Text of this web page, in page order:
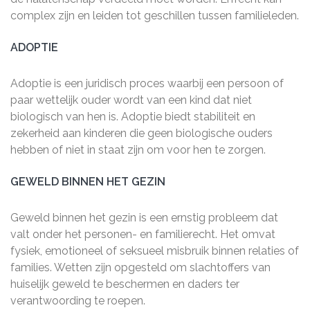
complex zijn en leiden tot geschillen tussen familieleden.
ADOPTIE
Adoptie is een juridisch proces waarbij een persoon of
paar wettelijk ouder wordt van een kind dat niet
biologisch van hen is. Adoptie biedt stabiliteit en
zekerheid aan kinderen die geen biologische ouders
hebben of niet in staat zijn om voor hen te zorgen.
GEWELD BINNEN HET GEZIN
Geweld binnen het gezin is een ernstig probleem dat
valt onder het personen- en familierecht. Het omvat
fysiek, emotioneel of seksueel misbruik binnen relaties of
families. Wetten zijn opgesteld om slachtoffers van
huiselijk geweld te beschermen en daders ter
verantwoording te roepen.